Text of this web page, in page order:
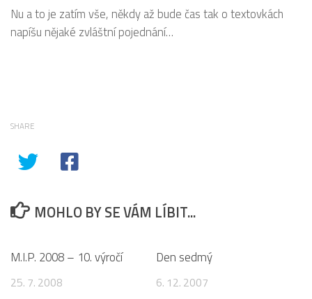
Nu a to je zatím vše, někdy až bude čas tak o textovkách
napíšu nějaké zvláštní pojednání…
SHARE
MOHLO BY SE VÁM LÍBIT...
M.I.P. 2008 – 10. výročí
25. 7. 2008
Den sedmý
6. 12. 2007